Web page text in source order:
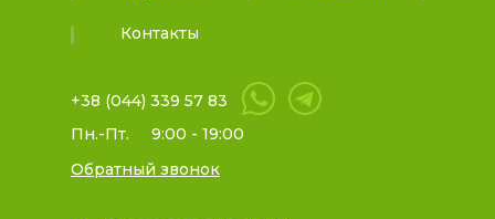
Контакты
+38 (044) 339 57 83
Пн.-Пт.
9:00 - 19:00
Обратный звонок